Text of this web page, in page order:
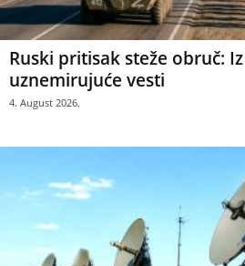
Ruski pritisak steže obruč:
uznemirujuće vesti
4. August 2026.